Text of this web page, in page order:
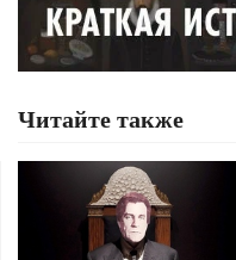
Читайте также